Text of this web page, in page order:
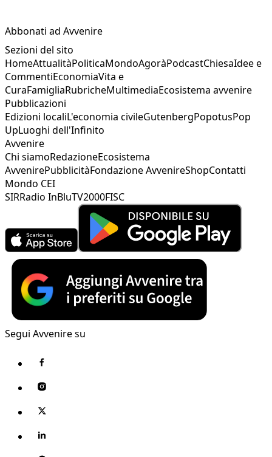
Abbonati ad Avvenire
Sezioni del sito
HomeAttualitàPoliticaMondoAgoràPodcastChiesaIdee e
CommentiEconomiaVita e
CuraFamigliaRubricheMultimediaEcosistema avvenire
Pubblicazioni
Edizioni localiL'economia civileGutenbergPopotusPop
UpLuoghi dell'Infinito
Avvenire
Chi siamoRedazioneEcosistema
AvvenirePubblicitàFondazione AvvenireShopContatti
Mondo CEI
SIRRadio InBluTV2000FISC
Segui Avvenire su